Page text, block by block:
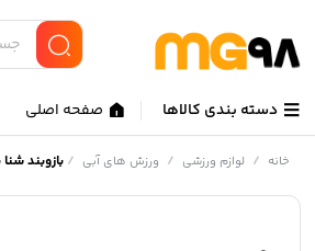
دسته بندی کالاها صفحه اصلی
خانه / لوازم ورزشی / ورزش های آبی /بازوبند شنا